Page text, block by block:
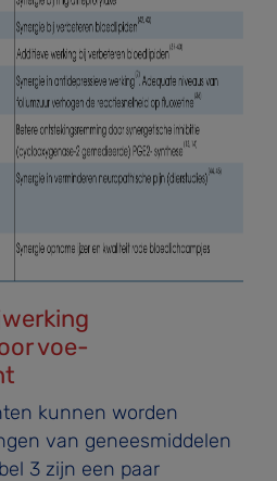
voe­
kunnen worden
van geneesmiddelen
3 zijn een paar